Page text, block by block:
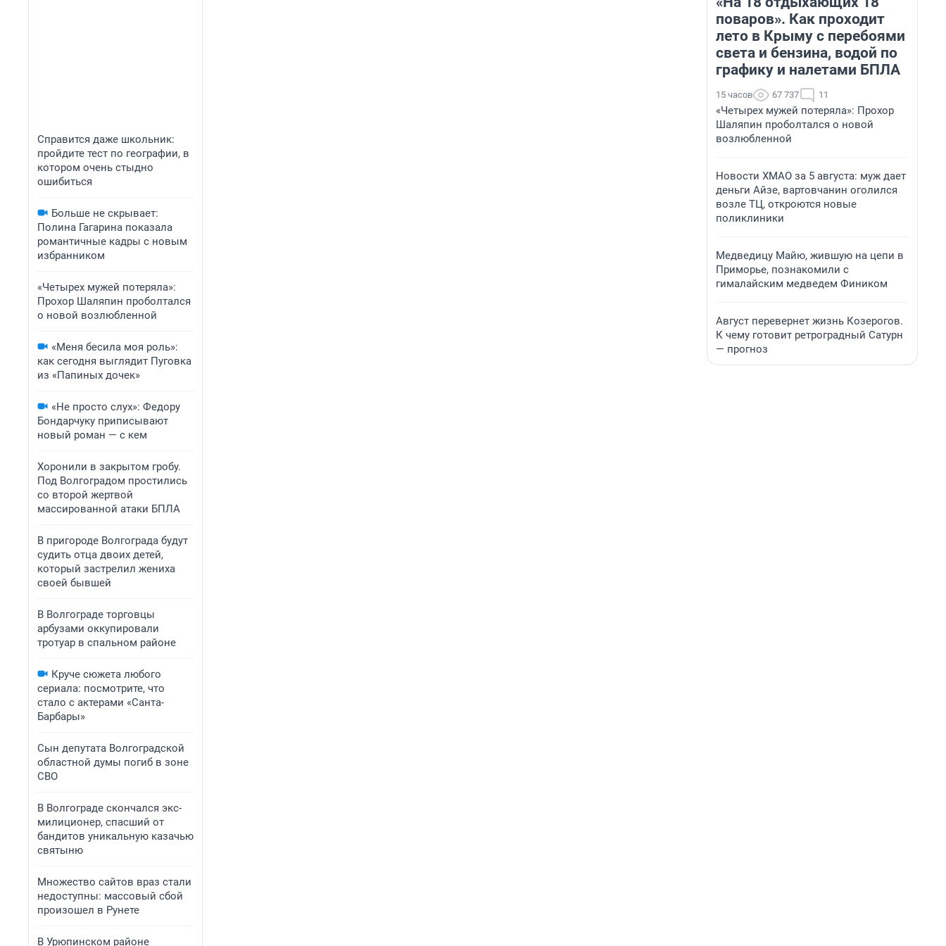
Справится даже школьник:
пройдите тест по географии, в
котором очень стыдно
ошибиться
Больше не скрывает:
Полина Гагарина показала
романтичные кадры с новым
избранником
«Четырех мужей потеряла»:
Прохор Шаляпин проболтался
о новой возлюбленной
«Меня бесила моя роль»:
как сегодня выглядит Пуговка
из «Папиных дочек»
«Не просто слух»: Федору
Бондарчуку приписывают
новый роман — с кем
Хоронили в закрытом гробу.
Под Волгоградом простились
со второй жертвой
массированной атаки БПЛА
В пригороде Волгограда будут
судить отца двоих детей,
который застрелил жениха
своей бывшей
В Волгограде торговцы
арбузами оккупировали
тротуар в спальном районе
Круче сюжета любого
сериала: посмотрите, что
стало с актерами «Санта-
Барбары»
Сын депутата Волгоградской
областной думы погиб в зоне
СВО
В Волгограде скончался экс-
милиционер, спасший от
бандитов уникальную казачью
святыню
Множество сайтов враз стали
недоступны: массовый сбой
произошел в Рунете
В Урюпинском районе
поваров». Как проходит
лето в Крыму с перебоями
света и бензина, водой по
графику и налетами БПЛА
15 часов 67 737 11
«Четырех мужей потеряла»: Прохор
Шаляпин проболтался о новой
возлюбленной
Новости ХМАО за 5 августа: муж дает
деньги Айзе, вартовчанин оголился
возле ТЦ, откроются новые
поликлиники
Медведицу Майю, жившую на цепи в
Приморье, познакомили с
гималайским медведем Фиником
Август перевернет жизнь Козерогов.
К чему готовит ретроградный Сатурн
— прогноз